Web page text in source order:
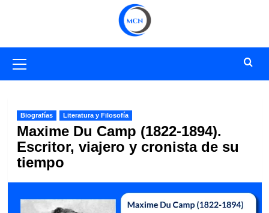
primario
Biografías Literatura y Filosofía
Maxime Du Camp (1822-1894).
Escritor, viajero y cronista de su
tiempo